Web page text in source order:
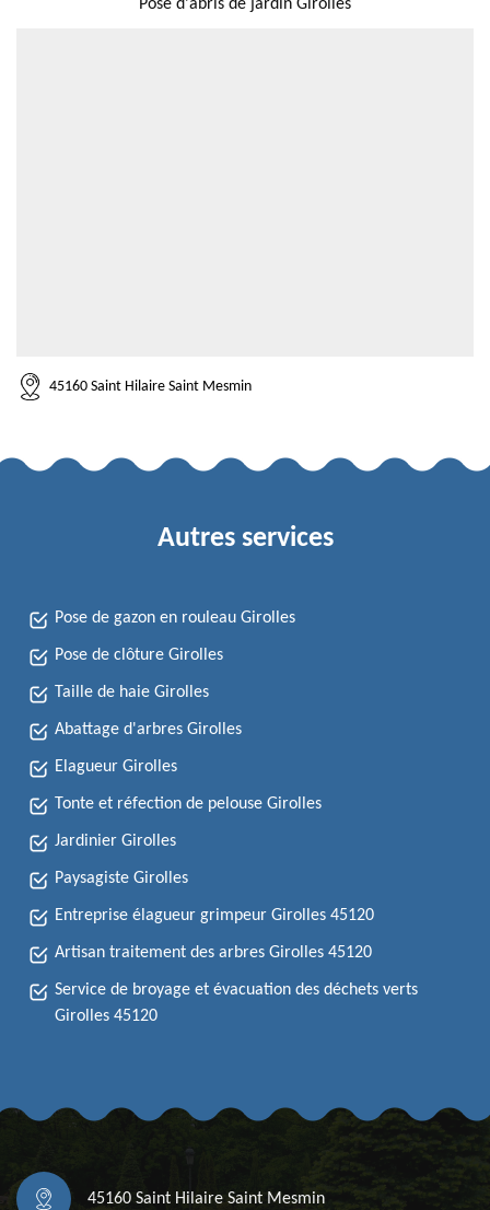
Pose d'abris de jardin Girolles
45160 Saint Hilaire Saint Mesmin
Autres services
Pose de gazon en rouleau Girolles
Pose de clôture Girolles
Taille de haie Girolles
Abattage d'arbres Girolles
Elagueur Girolles
Tonte et réfection de pelouse Girolles
Jardinier Girolles
Paysagiste Girolles
Entreprise élagueur grimpeur Girolles 45120
Artisan traitement des arbres Girolles 45120
Service de broyage et évacuation des déchets verts
Girolles 45120
45160 Saint Hilaire Saint Mesmin